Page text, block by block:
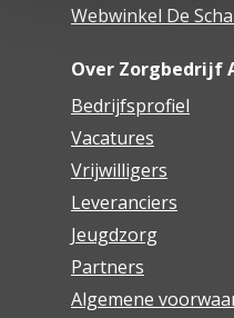
Webwinkel De
Over Zorgbedrijf
Bedrijfsprofiel
Vacatures
Vrijwilligers
Leveranciers
Jeugdzorg
Partners
Algemene